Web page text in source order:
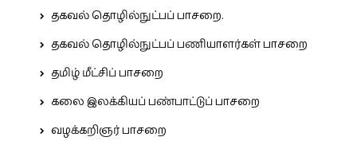
தகவல் தொழில்நுட்பப் பாசறை.
தகவல் தொழில்நுட்பப் பணியாளர்கள் பாசறை
தமிழ் மீட்சிப் பாசறை
கலை இலக்கியப் பண்பாட்டுப் பாசறை
வழக்கறிஞர் பாசறை